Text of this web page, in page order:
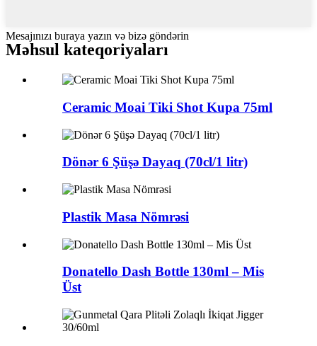
Mesajınızı buraya yazın və bizə göndərin
Məhsul kateqoriyaları
Ceramic Moai Tiki Shot Kupa 75ml
Dönər 6 Şüşə Dayaq (70cl/1 litr)
Plastik Masa Nömrəsi
Donatello Dash Bottle 130ml – Mis
Üst